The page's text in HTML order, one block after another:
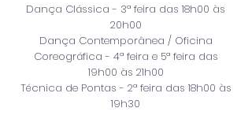
Dança Clássica - 3ª feira das 18h00 às
20h00
Dança Contemporânea / Oficina
Coreográfica - 4ª feira e 5ª feira das
19h00 às 21h00
Técnica de Pontas - 2ª feira das 18h00 às
19h30